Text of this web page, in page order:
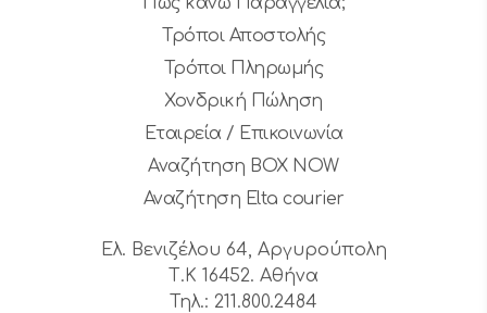
Τρόποι Αποστολής
Τρόποι Πληρωμής
Χονδρική Πώληση
Εταιρεία / Επικοινωνία
Αναζήτηση BOX NOW
Αναζήτηση Elta courier
Ελ. Βενιζέλου 64, Αργυρούπολη
Τ.Κ 16452. Αθήνα
Τηλ.: 211.800.2484